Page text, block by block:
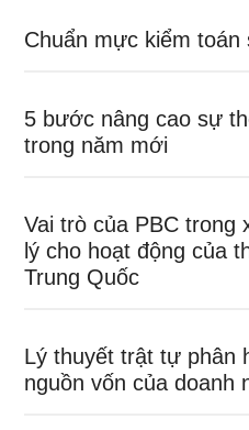
Chuẩn mực kiểm toán
5 bước nâng cao sự
trong năm mới
Vai trò của PBC trong
lý cho hoạt động của
Trung Quốc
Lý thuyết trật tự phân
nguồn vốn của doanh